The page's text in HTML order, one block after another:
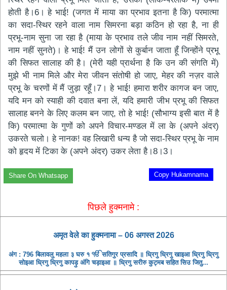
होती है।6। हे भाई! (जगत में माया का प्रभाव इतना है कि) परमात्मा
का सदा-स्थिर रहने वाला नाम सिमरना बड़ा कठिन हो रहा है, ना ही
प्रभू-नाम सुना जा रहा है (माया के प्रभाव तले जीव नाम नहीं सिमरते,
नाम नहीं सुनते)। हे भाई! मैं उन लोगों से कुर्बान जाता हूँ जिन्होंने प्रभू
की सिफत सालाह की है। (मेरी यही प्रार्थना है कि उन की संगति में)
मुझे भी नाम मिले और मेरा जीवन संतोषी हो जाए, मेहर की नज़र वाले
प्रभू के चरणों में मैं जुड़ा रहूँ।7। हे भाई! हमारा शरीर कागज बन जाए,
यदि मन को स्याही की दवात बना लें, यदि हमारी जीभ प्रभू की सिफत
सालाह बनने के लिए कलम बन जाए, तो हे भाई! (सौभाग्य इसी बात में है
कि) परमात्मा के गुणों को अपने विचार-मण्डल में ला के (अपने अंदर)
उकरते चलो। हे नानक! वह लिखारी धन्य है जो सदा-स्थिर प्रभू के नाम
को हृदय में टिका के (अपने अंदर) उकर लेता है।8।3।
Copy Hukamnama
Share On Whatsapp
पिछले हुक्मनामे :
अमृत ​​वेले का हुक्मनामा – 06 अगस्त 2026
अंग : 796 बिलावलु महला ३ घरु १ ੴ सतिगुर प्रसादि ॥ ध्रिगु ध्रिगु खाइआ ध्रिगु ध्रिगु
सोइआ ध्रिगु ध्रिगु कापड़ु अंगि चड़ाइआ ॥ ध्रिगु सरीरु कुट्मब सहित सिउ जितु...